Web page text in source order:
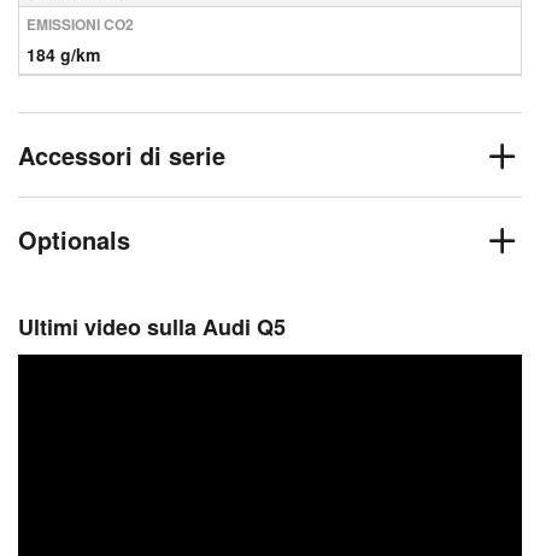
EMISSIONI CO2
184 g/km
Accessori di serie
Optionals
Ultimi video sulla Audi Q5